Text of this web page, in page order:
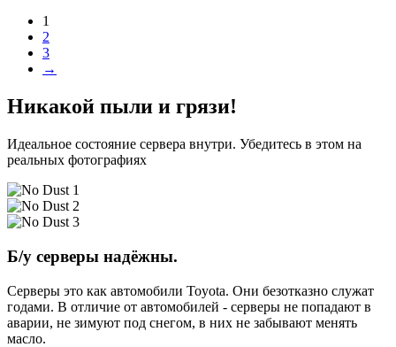
1
2
3
→
Никакой пыли и грязи!
Идеальное состояние сервера внутри. Убедитесь в этом на
реальных фотографиях
Б/у серверы надёжны.
Серверы это как автомобили Toyota. Они безотказно служат
годами. В отличие от автомобилей - серверы не попадают в
аварии, не зимуют под снегом, в них не забывают менять
масло.